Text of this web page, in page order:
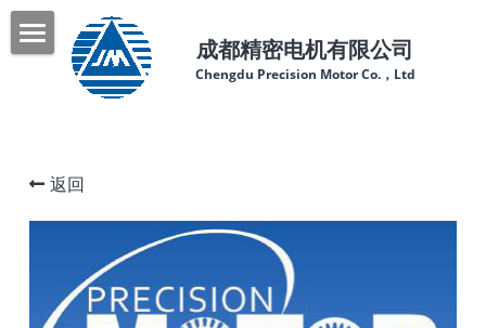
成都精密电机有限公司
Chengdu Precision Motor Co.，Ltd
首页
产品中心
新闻中心
联系我们
返回